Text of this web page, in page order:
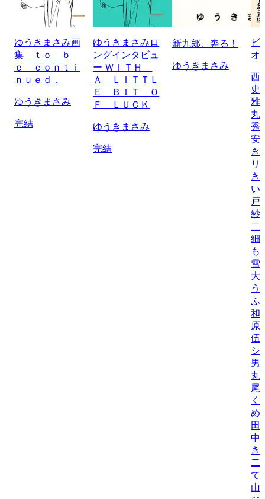
ゆうきまさみ画
集 ｔｏ ｂ
ｅ ｃｏｎｔｉ
ｎｕｅｄ．
ゆうきまさみ
完結
ゆうきまさみロ
ングインタビュ
ー ＷＩＴＨ
Ａ ＬＩＴＴＬ
Ｅ ＢＩＴ Ｏ
Ｆ ＬＵＣＫ
ゆうきまさみ
完結
新九郎、奔る！
ゆうきまさみ
ビ
オ
西
史
雅
丸
秀
安
き
リ
き
い
戸
紗/
二
細
も
雪
大
う
ふ
和
原
伍/
シ
男
丸
尾
く
め
田
中
き
二
て
山